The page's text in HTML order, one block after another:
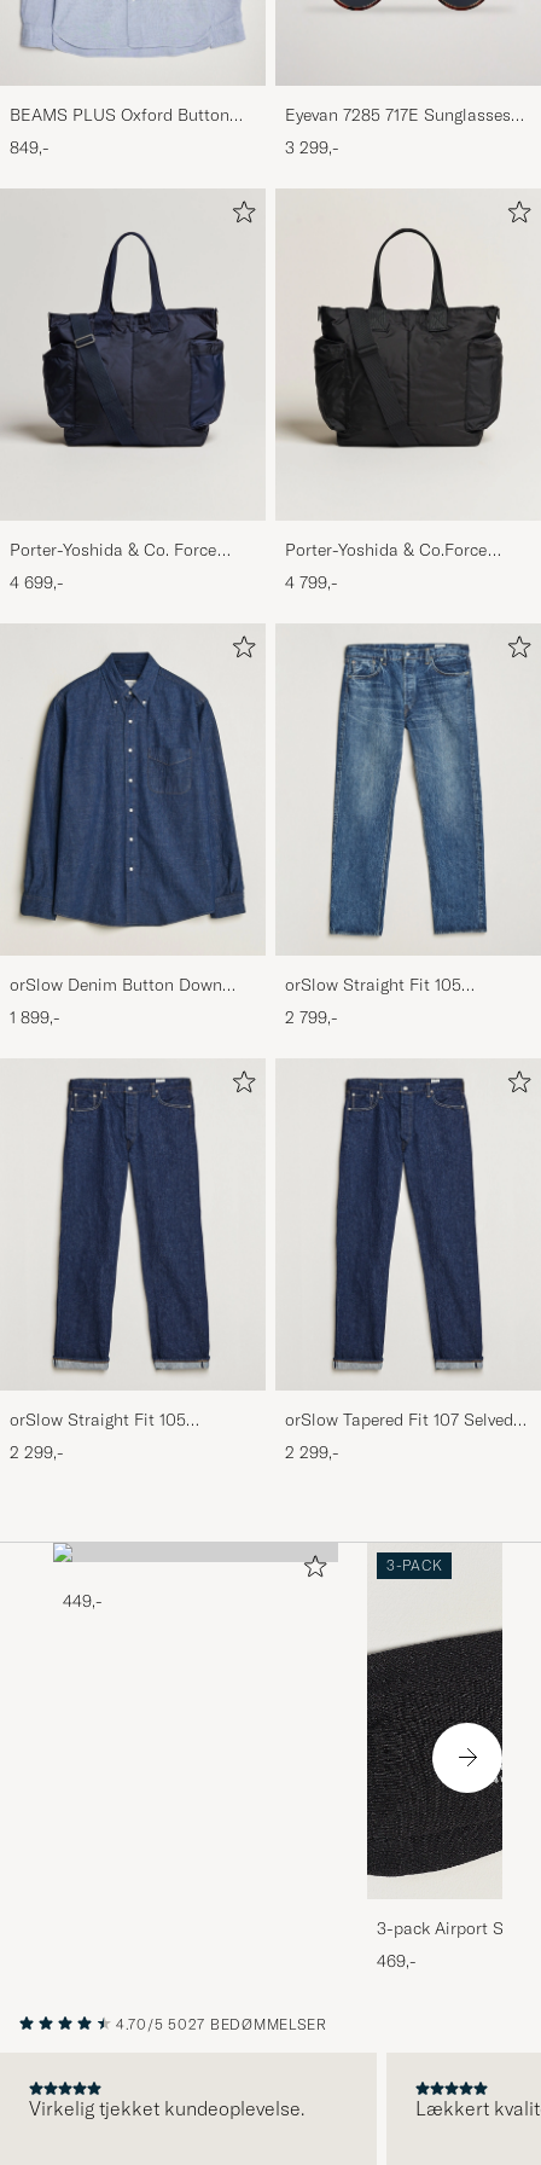
BEAMS PLUS Oxford Button
Down Shirt Light Blue
849,-
Eyevan 7285 717E Sunglasses
Antique Gold
3 299,-
Porter-Yoshida & Co. Force
2Way Tote Bag Navy Blue
4 699,-
Porter-Yoshida & Co.Force
2Way Tote BagBlack
4 799,-
orSlow Denim Button Down
Shirt One Wash
1 899,-
orSlow Straight Fit 105
Selvedge Jeans 2 Year Wash
2 799,-
orSlow Straight Fit 105
Selvedge Jeans One Wash
2 299,-
orSlow Tapered Fit 107 Selvedge
Jeans One Wash
2 299,-
449,-
3-PACK
3-pack Airport
Melange
469,-
4.70/5 5027 BEDØMMELSER
Virkelig tjekket kundeoplevelse. Lækkert